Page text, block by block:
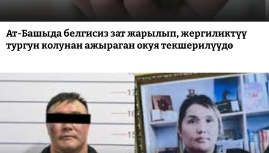
Ат-Башыда белгисиз зат жарылып, жергиликтүү
тургун колунан ажыраган окуя текшерилүүдө